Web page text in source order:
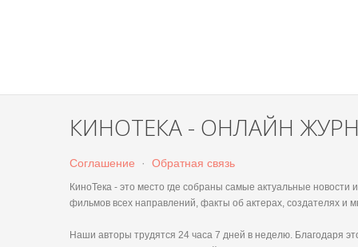
КИНОТЕКА - ОНЛАЙН
Соглашение · Обратная связь
КиноТека - это место где собраны самые актуальные
фильмов всех направлений, факты об актерах, создателях и
Наши авторы трудятся 24 часа 7 дней в неделю. Благодаря